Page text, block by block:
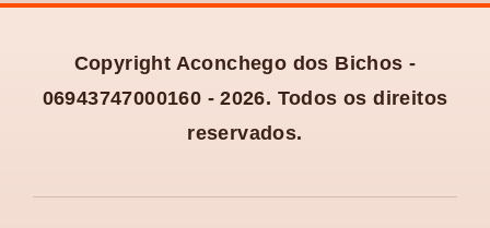
Copyright Aconchego dos Bichos -
06943747000160 - 2026. Todos os direitos
reservados.